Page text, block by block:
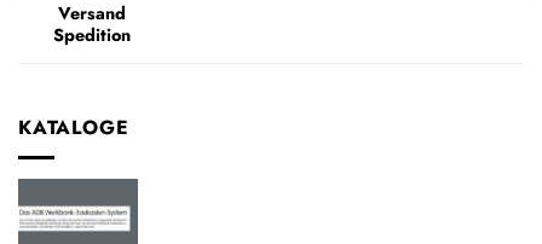
Versand
Spedition
KATALOGE